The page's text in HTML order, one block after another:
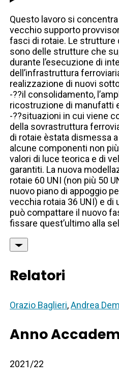
Questo lavoro si
vecchio supporto
fasci di rotaie. Le
sono delle strutture che
durante l’esecuzione di
dell’infrastruttura
realizzazione di nuovi
-??il consolidamento,
ricostruzione di manufatti
-??situazioni in cui viene
della sovrastruttura
di rotaie èstata dismessa
alcune componenti non
valori di luce teorica e di
garantiti. La nuova
rotaie 60 UNI (non più 50
nuovo piano di appoggio
vecchia rotaia 36 UNI) e di
può compattare il nuovo
fissare quest’ultimo alla
Relatori
Orazio Baglieri,Andrea
Anno
2021/22